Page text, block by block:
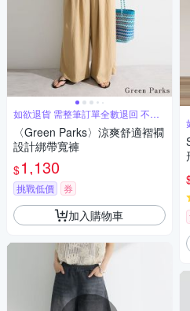
如欲退貨 需整筆訂單全數退回 不能
單退
〈Green Parks〉涼爽舒適褶襉
設計綁帶寬褲
$1,130
挑戰低價 券
加入購物車